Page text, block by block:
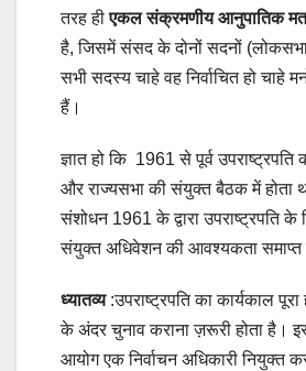
तरह हीएकल संक्रमणीय आनुपातिक
है, जिसमें संसद के दोनों सदनों
सभी सदस्य चाहे वह निर्वाचित हो चाहे
हैं।
ज्ञात हो कि 1961 से पूर्व उपराष्ट्रपति
और राज्यसभा की संयुक्त बैठक में होता
संशोधन 1961 के द्वारा उपराष्ट्रपति के
संयुक्त अधिवेशन की आवश्यकता समाप्त
ध्यातव्य:उपराष्ट्रपति का कार्यकाल
के अंदर चुनाव कराना ज़रूरी होता है।
आयोग एक निर्वाचन अधिकारी नियुक्त